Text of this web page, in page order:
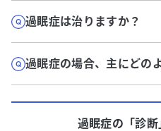
過眠症は治りますか？
過眠症の場合、主にどの
過眠症の「診断